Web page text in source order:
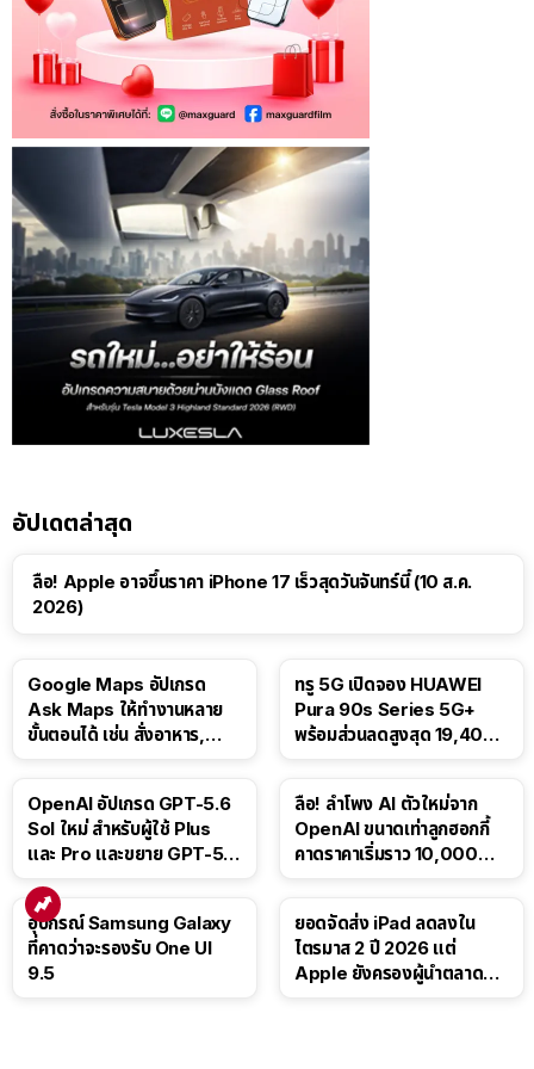
อัปเดตล่าสุด
ลือ! Apple อาจขึ้นราคา iPhone 17 เร็วสุดวันจันทร์นี้ (10 ส.ค.
2026)
Google Maps อัปเกรด
Ask Maps ให้ทำงานหลาย
ขั้นตอนได้ เช่น สั่งอาหาร,
ทรู 5G เปิดจอง HUAWEI
Pura 90s Series 5G+
พร้อมส่วนลดสูงสุด 19,400
OpenAI อัปเกรด GPT-5.6
Sol ใหม่ สำหรับผู้ใช้ Plus
และ Pro และขยาย GPT-5.6
ลือ! ลำโพง AI ตัวใหม่จาก
OpenAI ขนาดเท่าลูกฮอกกี้
คาดราคาเริ่มราว 10,000
อุปกรณ์ Samsung Galaxy
ที่คาดว่าจะรองรับ One UI
9.5
ยอดจัดส่ง iPad ลดลงใน
ไตรมาส 2 ปี 2026 แต่
Apple ยังครองผู้นำตลาด